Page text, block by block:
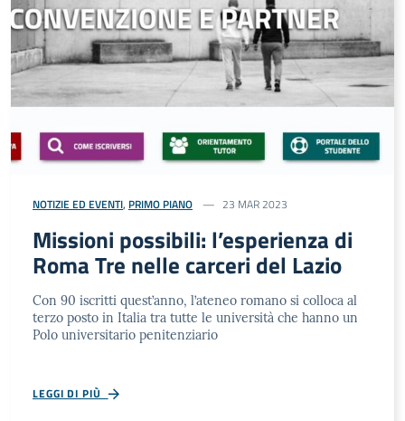
NOTIZIE ED EVENTI, PRIMO PIANO 23 MAR 2023
Missioni possibili: l’esperienza di
Roma Tre nelle carceri del Lazio
Con 90 iscritti quest’anno, l’ateneo romano si colloca al
terzo posto in Italia tra tutte le università che hanno un
Polo universitario penitenziario
LEGGI DI PIÙ